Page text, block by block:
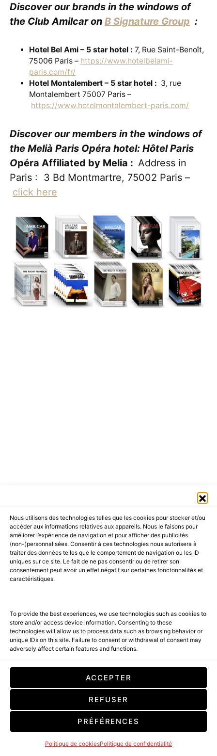
Nous utilisons des technologies telles que les cookies pour stocker et/ou
accéder aux informations relatives aux appareils. Nous le faisons pour
améliorer l’expérience de navigation et pour afficher des publicités
(non-)personnalisées. Consentir à ces technologies nous autorisera à
traiter des données telles que le comportement de navigation ou les ID
uniques sur ce site. Le fait de ne pas consentir ou de retirer son
consentement peut avoir un effet négatif sur certaines fonctonnalités et
caractéristiques.
To provide the best experiences, we use technologies such as cookies to
store and/or access device information. Consenting to these
technologies will allow us to process data such as browsing behavior or
unique IDs on this site. Failure to consent or withdrawal of consent may
adversely affect certain features and functions.
ACCEPTER
REFUSER
PRÉFÉRENCES
Politique de cookiesPolitique de confidentialité
Discover our brands in the windows of
the Club Amilcar on B Signature Group :
Hotel Bel Ami – 5 star hotel : 7, Rue Saint-Benoît,
75006 Paris – https://www.hotelbelami-
paris.com/fr/
Hotel Montalembert – 5 star hotel : 3, rue
Montalembert 75007 Paris –
https://www.hotelmontalembert-paris.com/
Discover our members in the windows of
the Melià Paris Opéra hotel: Hôtel Paris
Opéra Affiliated by Melia : Address in
Paris : 3 Bd Montmartre, 75002 Paris –
click here